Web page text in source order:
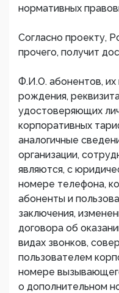
нормативных
Согласно проекту,
прочего, получит
Ф.И.О. абонентов, их
рождения,
удостоверяющих
корпоративных
аналогичные
организации,
являются, с
номере телефона,
абоненты и
заключения,
договора об
видах звонков,
пользователем
номере
о дополнительном